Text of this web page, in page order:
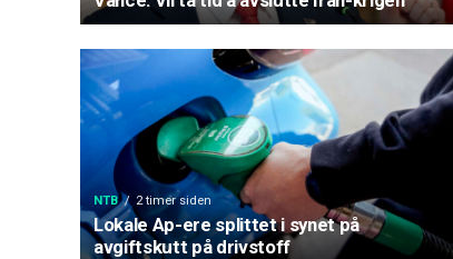
NTB 2 timer siden
Lokale Ap-ere splittet i synet på
avgiftskutt på drivstoff